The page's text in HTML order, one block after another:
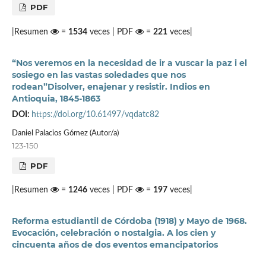
PDF
|Resumen = 1534veces | PDF = 221veces|
“Nos veremos en la necesidad de ir a vuscar la paz i el
sosiego en las vastas soledades que nos
rodean”Disolver, enajenar y resistir. Indios en
Antioquia, 1845-1863
DOI: https://doi.org/10.61497/vqdatc82
Daniel Palacios Gómez (Autor/a)
123-150
PDF
|Resumen = 1246veces | PDF = 197veces|
Reforma estudiantil de Córdoba (1918) y Mayo de 1968.
Evocación, celebración o nostalgia. A los cien y
cincuenta años de dos eventos emancipatorios